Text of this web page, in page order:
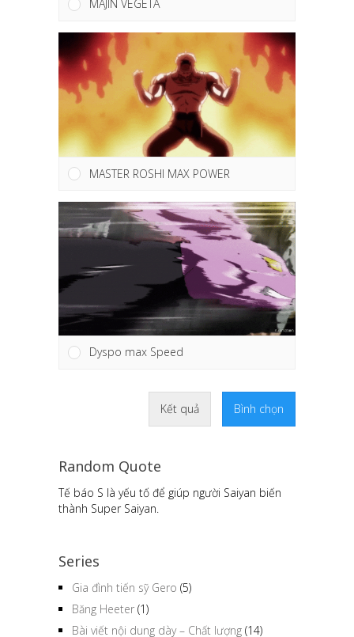
MAJIN VEGETA
MASTER ROSHI MAX POWER
Dyspo max Speed
Kết quả Bình chọn
Random Quote
Goku chưa biến thành siêu Saiyan cấp 2 lúc
nào cả mà lên luôn Super Saiyan 3 là do tác
Gia đình tiến sỹ Gero
Băng Heeter(1)